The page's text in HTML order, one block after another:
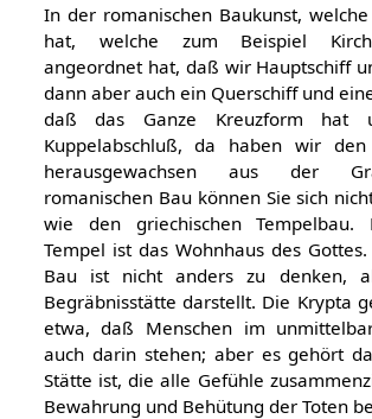
In der romanischen Baukunst,
hat, welche zum Beispiel
angeordnet hat, daß wir Hauptschiff
dann aber auch ein Querschiff und
daß das Ganze Kreuzform hat
Kuppelabschluß, da haben wir den
herausgewachsen aus der
romanischen Bau können Sie sich
wie den griechischen Tempelbau.
Tempel ist das Wohnhaus des
Bau ist nicht anders zu denken,
Begräbnisstätte darstellt. Die Krypta
etwa, daß Menschen im
auch darin stehen; aber es gehört
Stätte ist, die alle Gefühle
Bewahrung und Behütung der Toten